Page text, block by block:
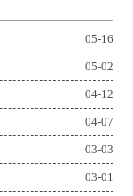
05-16
05-02
04-12
04-07
03-03
03-01